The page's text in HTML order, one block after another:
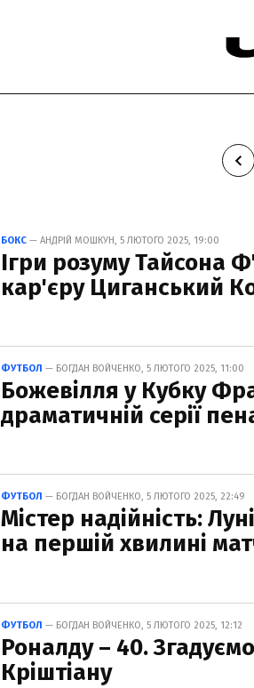
БОКС — АНДРІЙ МОШКУН, 5 ЛЮТОГО 2025, 19:00
Ігри розуму Тайсона
кар'єру Циганський
ФУТБОЛ — БОГДАН ВОЙЧЕНКО, 5 ЛЮТОГО 2025, 11:00
Божевілля у Кубку
драматичній серії
ФУТБОЛ — БОГДАН ВОЙЧЕНКО, 5 ЛЮТОГО 2025, 22:49
Містер надійність:
на першій хвилині
ФУТБОЛ — БОГДАН ВОЙЧЕНКО, 5 ЛЮТОГО 2025, 12:12
Роналду – 40.
Кріштіану